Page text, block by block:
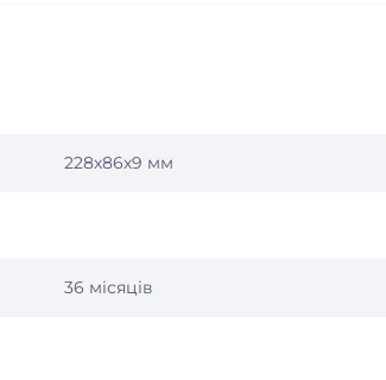
228х86х9 мм
36 місяців